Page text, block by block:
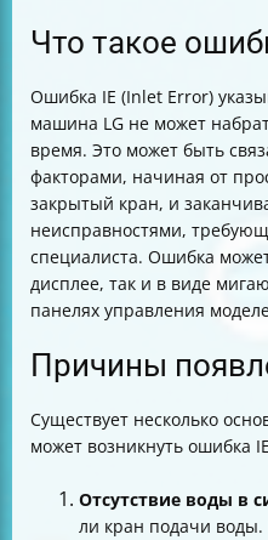
Что такое
Ошибка IE (Inlet Error)
машина LG не может
время. Это может быть
факторами, начиная от
закрытый кран, и
неисправностями,
специалиста. Ошибка
дисплее, так и в виде
панелях управления
Причины
Существует несколько
может возникнуть ошибка
Отсутствие воды в
ли кран подачи